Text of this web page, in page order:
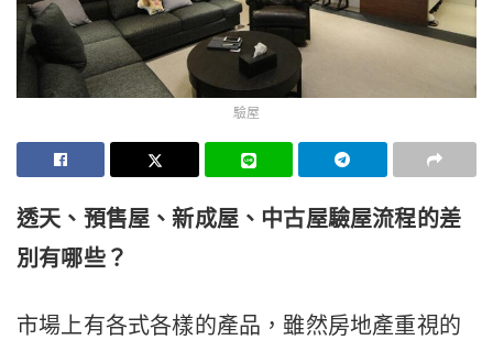
驗屋
透天、預售屋、新成屋、中古屋驗屋流程的差
別有哪些？
市場上有各式各樣的產品，雖然房地產重視的